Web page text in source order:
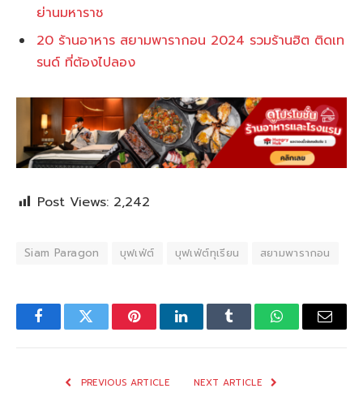
ย่านมหาราช
20 ร้านอาหาร สยามพารากอน 2024 รวมร้านฮิต ติดเท
รนด์ ที่ต้องไปลอง
Post Views: 2,242
Siam Paragon บุฟเฟ่ต์ บุฟเฟ่ต์ทุเรียน สยามพารากอน
FacebookTwitter PinterestLinkedInTumblr WhatsAppEmail
PREVIOUS ARTICLE NEXT ARTICLE